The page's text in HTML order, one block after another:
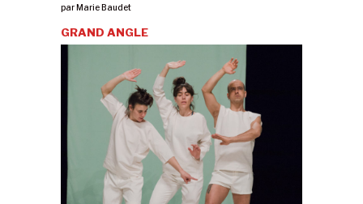
par Marie Baudet
GRAND ANGLE